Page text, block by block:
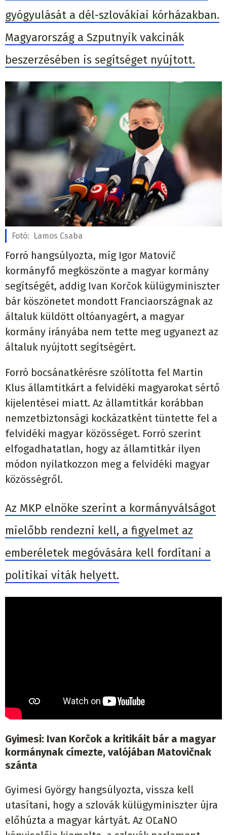
gyógyulását a dél-szlovákiai kórházakban.
Magyarország a Szputnyik vakcinák
beszerzésében is segítséget nyújtott.
Fotó: Lamos Csaba
Forró hangsúlyozta, míg Igor Matovič
kormányfő megköszönte a magyar kormány
segítségét, addig Ivan Korčok külügyminiszter
bár köszönetet mondott Franciaországnak az
általuk küldött oltóanyagért, a magyar
kormány irányába nem tette meg ugyanezt az
általuk nyújtott segítségért.
Forró bocsánatkérésre szólította fel Martin
Klus államtitkárt a felvidéki magyarokat sértő
kijelentései miatt. Az államtitkár korábban
nemzetbiztonsági kockázatként tüntette fel a
felvidéki magyar közösséget. Forró szerint
elfogadhatatlan, hogy az államtitkár ilyen
módon nyilatkozzon meg a felvidéki magyar
közösségről.
Az MKP elnöke szerint a kormányválságot
mielőbb rendezni kell, a figyelmet az
emberéletek megóvására kell fordítani a
politikai viták helyett.
Gyimesi: Ivan Korčok a kritikáit bár a magyar
kormánynak címezte, valójában Matovičnak
szánta
Gyimesi György hangsúlyozta, vissza kell
utasítani, hogy a szlovák külügyminiszter újra
előhúzta a magyar kártyát. Az OĽaNO